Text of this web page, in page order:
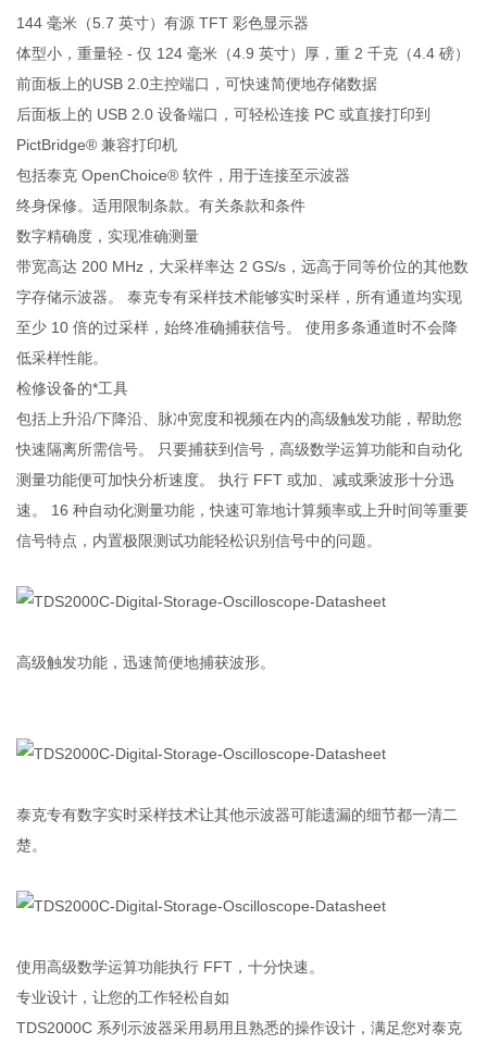
144 毫米（5.7 英寸）有源 TFT 彩色显示器
体型小，重量轻 - 仅 124 毫米（4.9 英寸）厚，重 2 千克（4.4 磅）
前面板上的USB 2.0主控端口，可快速简便地存储数据
后面板上的 USB 2.0 设备端口，可轻松连接 PC 或直接打印到
PictBridge® 兼容打印机
包括泰克 OpenChoice® 软件，用于连接至示波器
终身保修。适用限制条款。有关条款和条件
数字精确度，实现准确测量
带宽高达 200 MHz，大采样率达 2 GS/s，远高于同等价位的其他数
字存储示波器。 泰克专有采样技术能够实时采样，所有通道均实现
至少 10 倍的过采样，始终准确捕获信号。 使用多条通道时不会降
低采样性能。
检修设备的*工具
包括上升沿/下降沿、脉冲宽度和视频在内的高级触发功能，帮助您
快速隔离所需信号。 只要捕获到信号，高级数学运算功能和自动化
测量功能便可加快分析速度。 执行 FFT 或加、减或乘波形十分迅
速。 16 种自动化测量功能，快速可靠地计算频率或上升时间等重要
信号特点，内置极限测试功能轻松识别信号中的问题。
高级触发功能，迅速简便地捕获波形。
泰克专有数字实时采样技术让其他示波器可能遗漏的细节都一清二
楚。
使用高级数学运算功能执行 FFT，十分快速。
专业设计，让您的工作轻松自如
TDS2000C 系列示波器采用易用且熟悉的操作设计，满足您对泰克